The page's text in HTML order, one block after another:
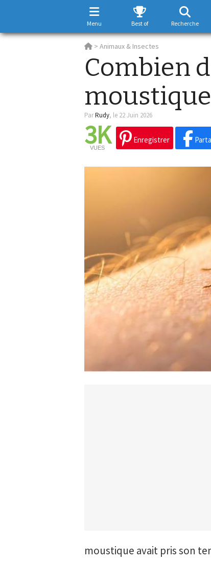
Menu Best of Recherche
> Animaux & Insectes
Combien
moustique
ParRudy, le 22 Juin 2026
3K
VUES
Enregistrer
moustique avait pris son